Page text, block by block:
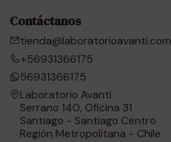
Contáctanos
tienda@laboratorioavanti.com
+56931366175
56931366175
Laboratorio Avanti
Serrano 140, Oficina 31
Santiago - Santiago Centro
Región Metropolitana - Chile